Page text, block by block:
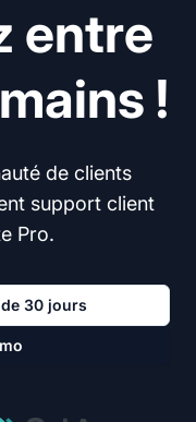
entre
!
de clients
support client
Pro.
30 jours